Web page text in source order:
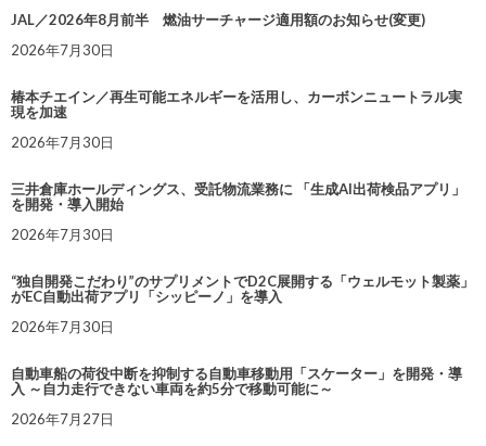
JAL／2026年8月前半 燃油サーチャージ適用額のお知らせ(変更)
2026年7月30日
椿本チエイン／再生可能エネルギーを活用し、カーボンニュートラル実
現を加速
2026年7月30日
三井倉庫ホールディングス、受託物流業務に 「生成AI出荷検品アプリ」
を開発・導入開始
2026年7月30日
“独自開発こだわり”のサプリメントでD2C展開する「ウェルモット製薬」
がEC自動出荷アプリ「シッピーノ」を導入
2026年7月30日
自動車船の荷役中断を抑制する自動車移動用「スケーター」を開発・導
入 ～自力走行できない車両を約5分で移動可能に～
2026年7月27日